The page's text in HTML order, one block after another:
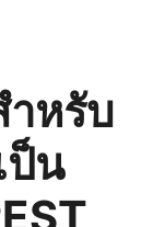
หรับ
ป็น